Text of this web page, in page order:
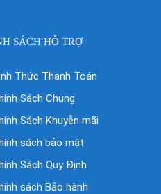
SÁCH HỖ TRỢ
Thức Thanh Toán
Sách Chung
Sách Khuyễn mãi
sách bảo mật
Sách Quy Định
sách Bảo hành